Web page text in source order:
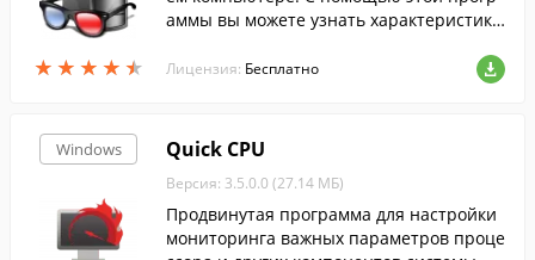
★ ★ ★ ★ ★
★ ★ ★ ★ ★
аммы вы можете узнать характеристики
и, видео карты, материнской платы и т.
Лицензия: Бесплатно
Windows Quick CPU
Версия: 3.5.0.0 (27.14 МБ)
Продвинутая программа для настройки
мониторинга важных параметров проце